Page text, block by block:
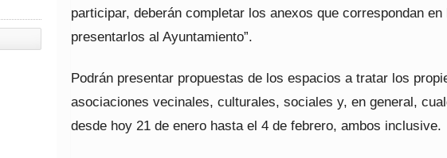
participar, deberán completar los anexos que correspondan
presentarlos al Ayuntamiento”.
Podrán presentar propuestas de los espacios a tratar los
asociaciones vecinales, culturales, sociales y, en general,
desde hoy 21 de enero hasta el 4 de febrero, ambos inclusive.